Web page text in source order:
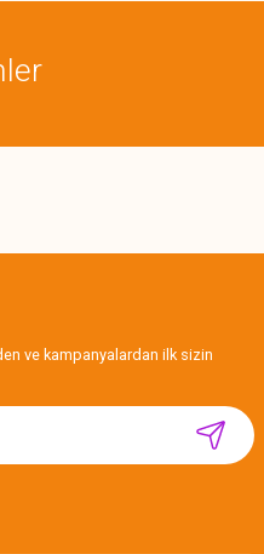
ve kampanyalardan ilk sizin